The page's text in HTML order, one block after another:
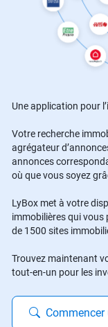
Une application pour
Votre recherche
agrégateur
annonces
où que vous soyez
LyBox met à votre
immobilières qui vous
de 1500 sites
Trouvez maintenant
tout-en-un pour les
Commencer